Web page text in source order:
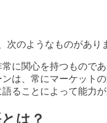
次のようなものがあり
に関心を持つもので
は、常にマーケット
ることによって能力
は？